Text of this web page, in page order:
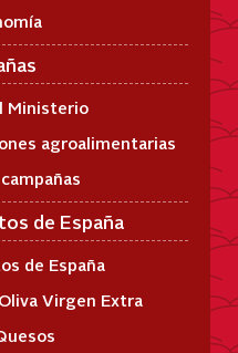
Ministerio
agroalimentarias
de España
de España
Virgen Extra